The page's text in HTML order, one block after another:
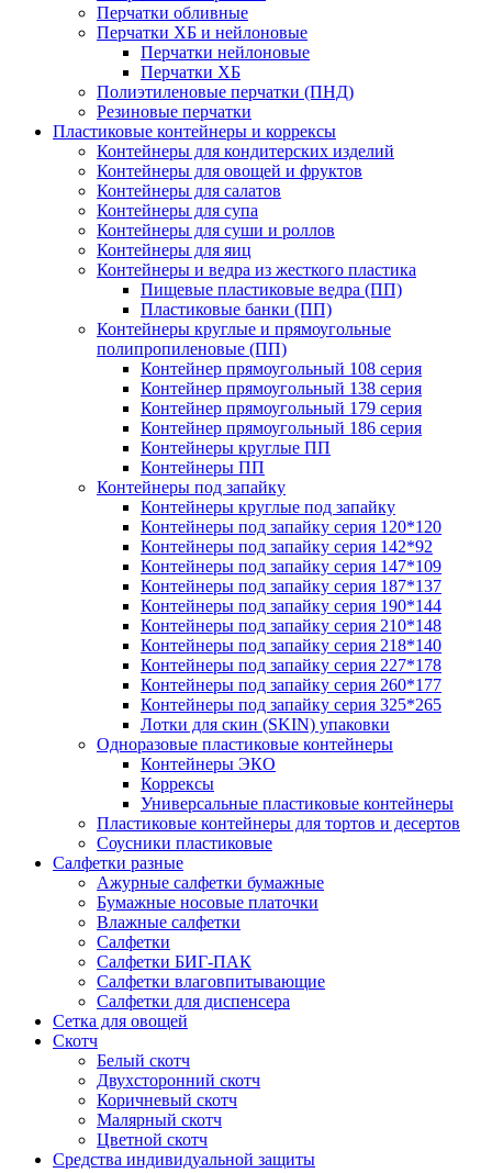
Перчатки обливные
Перчатки ХБ и нейлоновые
Перчатки нейлоновые
Перчатки ХБ
Полиэтиленовые перчатки (ПНД)
Резиновые перчатки
Пластиковые контейнеры и коррексы
Контейнеры для кондитерских изделий
Контейнеры для овощей и фруктов
Контейнеры для салатов
Контейнеры для супа
Контейнеры для суши и роллов
Контейнеры для яиц
Контейнеры и ведра из жесткого пластика
Пищевые пластиковые ведра (ПП)
Пластиковые банки (ПП)
Контейнеры круглые и прямоугольные
полипропиленовые (ПП)
Контейнер прямоугольный 108 серия
Контейнер прямоугольный 138 серия
Контейнер прямоугольный 179 серия
Контейнер прямоугольный 186 серия
Контейнеры круглые ПП
Контейнеры ПП
Контейнеры под запайку
Контейнеры круглые под запайку
Контейнеры под запайку серия 120*120
Контейнеры под запайку серия 142*92
Контейнеры под запайку серия 147*109
Контейнеры под запайку серия 187*137
Контейнеры под запайку серия 190*144
Контейнеры под запайку серия 210*148
Контейнеры под запайку серия 218*140
Контейнеры под запайку серия 227*178
Контейнеры под запайку серия 260*177
Контейнеры под запайку серия 325*265
Лотки для скин (SKIN) упаковки
Одноразовые пластиковые контейнеры
Контейнеры ЭКО
Коррексы
Универсальные пластиковые контейнеры
Пластиковые контейнеры для тортов и десертов
Соусники пластиковые
Салфетки разные
Ажурные салфетки бумажные
Бумажные носовые платочки
Влажные салфетки
Салфетки
Салфетки БИГ-ПАК
Салфетки влаговпитывающие
Салфетки для диспенсера
Сетка для овощей
Скотч
Белый скотч
Двухсторонний скотч
Коричневый скотч
Малярный скотч
Цветной скотч
Средства индивидуальной защиты